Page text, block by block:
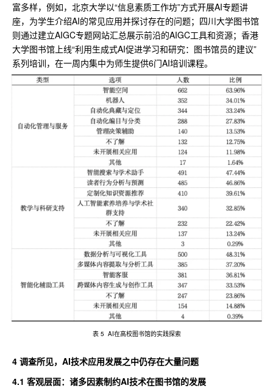
富多样，例如，北京大学以“信息素质工作坊”方式开展AI专题讲
座，为学生介绍AI的常见应用并探讨存在的问题；四川大学图书馆
则通过建立AIGC专题网站汇总展示前沿的AIGC工具和资源；香港
大学图书馆上线“利用生成式AI促进学习和研究：图书馆员的建议”
系列培训，在一周内集中为师生提供6门AI培训课程。
表 5 AI在高校图书馆的实践探索
4 调查所见，AI技术应用发展之中仍存在大量问题
4.1 客观层面：诸多因素制约AI技术在图书馆的发展